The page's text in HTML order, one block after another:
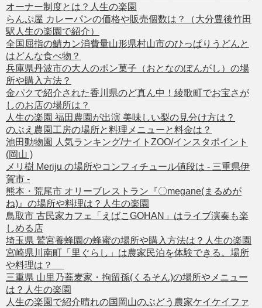
オーナー制度とは？人生の楽園
らんぷ屋 カレーパンの価格や販売個数は？（大分豊後竹田
駅人生の楽園で紹介）
全国屈指の鯖カン消費量山形県村山市のひっぱりうどんと
はどんな食べ物？
兵庫県丹波市の大人のポン菓子（おとなのぽんがし）の場
所や購入方法？
金パクで紹介された香川県のど真ん中！綾歌町でお宝さが
しのお店の場所は？
人生の楽園 福田農園が出演 美味しい梨の見分け方は？
のぶえ農園工房の場所と料理メニューと料金は？
池田動物園 人気ランキング/ナイトZOO/インスタポイント
(岡山 )
メリ樹 Meriju の場所やコンフィチュール値段は - 三重県伊
賀市 -
熊本・荒尾市 オリーブレストラン『〇megane(まるめが
ね)』の場所や料理は？人生の楽園
鳥取市 古民家カフェ「えばこGOHAN」はライブ演奏も楽
しめる店
埼玉県 鷲宮養蜂園の蜂蜜の場所や購入方法は？人生の楽園
宮崎県川南町「里ぐらし」は農家民泊を体験できる。場所
や料理は？
三重県 山里乃蕎麦家・拘留孫(くるそん)の場所やメニュー
は？人生の楽園
人生の楽園で紹介晴れの国岡山のぶどう農家ケイケイファ